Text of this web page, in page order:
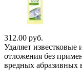
312.00 руб.
Удаляет известковые
отложения без
вредных абразивных